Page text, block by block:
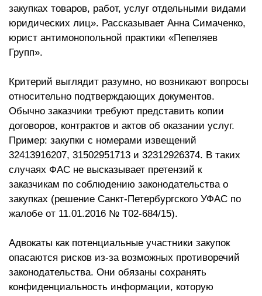
закупках товаров, работ, услуг отдельными видами
юридических лиц». Рассказывает Анна Симаченко,
юрист антимонопольной практики «Пепеляев
Групп».
Критерий выглядит разумно, но возникают вопросы
относительно подтверждающих документов.
Обычно заказчики требуют представить копии
договоров, контрактов и актов об оказании услуг.
Пример: закупки с номерами извещений
32413916207, 31502951713 и 32312926374. В таких
случаях ФАС не высказывает претензий к
заказчикам по соблюдению законодательства о
закупках (решение Санкт-Петербургского УФАС по
жалобе от 11.01.2016 № Т02-684/15).
Адвокаты как потенциальные участники закупок
опасаются рисков из-за возможных противоречий
законодательства. Они обязаны сохранять
конфиденциальность информации, которую